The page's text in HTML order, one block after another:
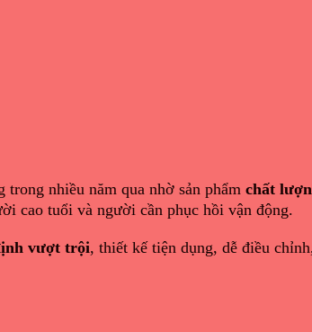
nhiều năm qua nhờ sản phẩm chất
cao tuổi và người cần phục hồi vận động.
vượt trội, thiết kế tiện dụng, dễ điều